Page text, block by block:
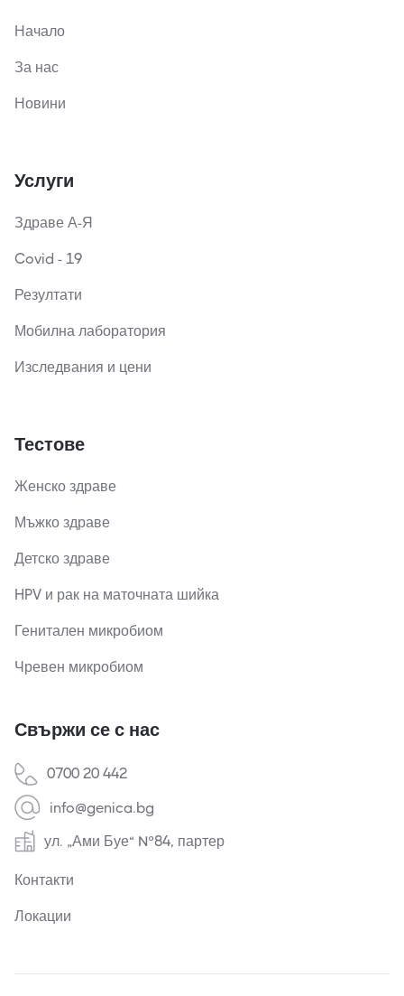
Начало
За нас
Новини
Услуги
Здраве А-Я
Covid - 19
Резултати
Мобилна лаборатория
Изследвания и цени
Тестове
Женско здраве
Мъжко здраве
Детско здраве
HPV и рак на маточната шийка
Генитален микробиом
Чревен микробиом
Свържи се с нас
0700 20 442
info@genica.bg
ул. „Ами Буе“ №84, партер
Контакти
Локации